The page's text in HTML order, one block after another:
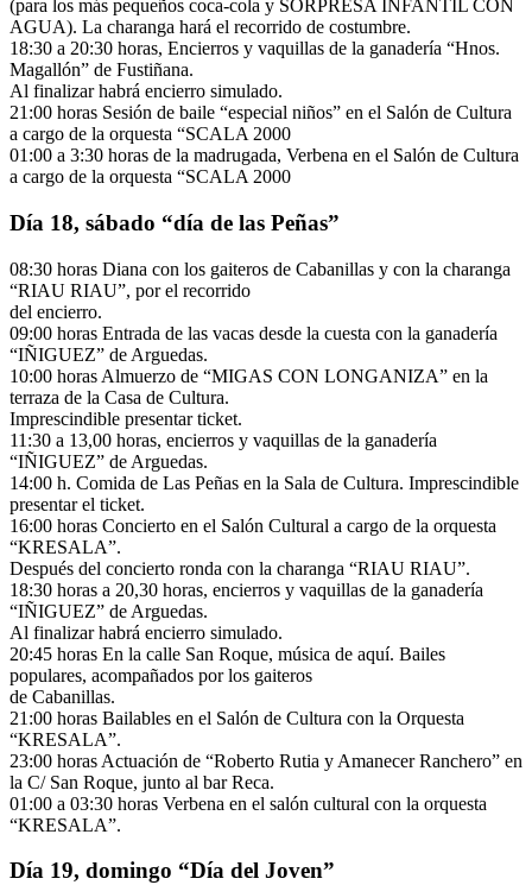
(para los más pequeños coca-cola y SORPRESA INFANTIL CON
AGUA). La charanga hará el recorrido de costumbre.
18:30 a 20:30 horas, Encierros y vaquillas de la ganadería “Hnos.
Magallón” de Fustiñana.
Al finalizar habrá encierro simulado.
21:00 horas Sesión de baile “especial niños” en el Salón de Cultura
a cargo de la orquesta “SCALA 2000
01:00 a 3:30 horas de la madrugada, Verbena en el Salón de Cultura
a cargo de la orquesta “SCALA 2000
Día 18, sábado “día de las Peñas”
08:30 horas Diana con los gaiteros de Cabanillas y con la charanga
“RIAU RIAU”, por el recorrido
del encierro.
09:00 horas Entrada de las vacas desde la cuesta con la ganadería
“IÑIGUEZ” de Arguedas.
10:00 horas Almuerzo de “MIGAS CON LONGANIZA” en la
terraza de la Casa de Cultura.
Imprescindible presentar ticket.
11:30 a 13,00 horas, encierros y vaquillas de la ganadería
“IÑIGUEZ” de Arguedas.
14:00 h. Comida de Las Peñas en la Sala de Cultura. Imprescindible
presentar el ticket.
16:00 horas Concierto en el Salón Cultural a cargo de la orquesta
“KRESALA”.
Después del concierto ronda con la charanga “RIAU RIAU”.
18:30 horas a 20,30 horas, encierros y vaquillas de la ganadería
“IÑIGUEZ” de Arguedas.
Al finalizar habrá encierro simulado.
20:45 horas En la calle San Roque, música de aquí. Bailes
populares, acompañados por los gaiteros
de Cabanillas.
21:00 horas Bailables en el Salón de Cultura con la Orquesta
“KRESALA”.
23:00 horas Actuación de “Roberto Rutia y Amanecer Ranchero” en
la C/ San Roque, junto al bar Reca.
01:00 a 03:30 horas Verbena en el salón cultural con la orquesta
“KRESALA”.
Día 19, domingo “Día del Joven”